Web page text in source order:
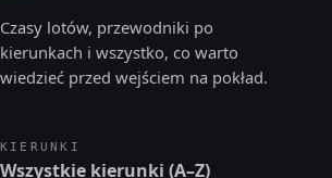
Czasy lotów, przewodniki po
kierunkach i wszystko, co warto
wiedzieć przed wejściem na pokład.
KIERUNKI
Wszystkie kierunki (A–Z)